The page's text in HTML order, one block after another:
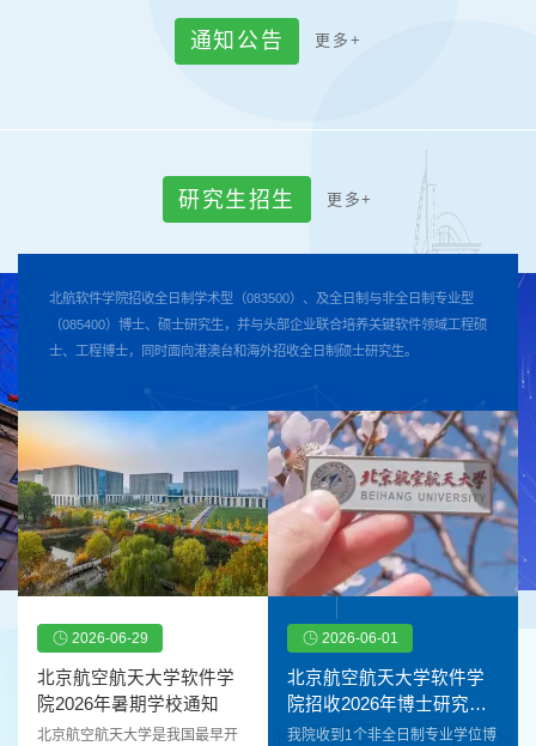
通知 公 告 更 多 +
研究生 招生 更 多+
北航软件学院招收全日制学术型（083500）、及全日制与非全日制专业型
（085400）博士、硕士研究生，并与头部企业联合培养关键软件领域工程硕
士、工程博士，同时面向港澳台和海外招收全日制硕士研究生。
2026-06-29
北京航空航天大学软件学
院2026年暑期学校通知
北京航空航天大学是我国最早开
2026-06-01
北京航空航天大学软件学
院招收2026年博士研究生
拟录取结果2(...
我院收到1个非全日制专业学位博